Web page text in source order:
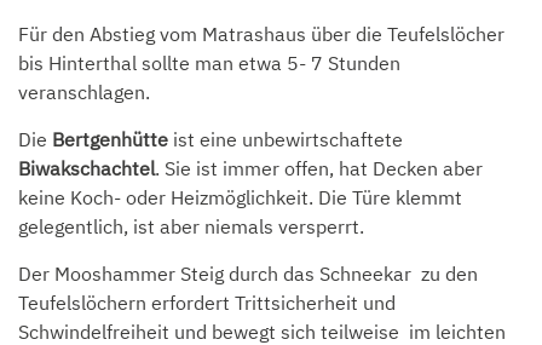
Für den Abstieg vom Matrashaus über die Teufelslöcher
bis Hinterthal sollte man etwa 5- 7 Stunden
veranschlagen.
Die Bertgenhütte ist eine unbewirtschaftete
Biwakschachtel. Sie ist immer offen, hat Decken aber
keine Koch- oder Heizmöglichkeit. Die Türe klemmt
gelegentlich, ist aber niemals versperrt.
Der Mooshammer Steig durch das Schneekar zu den
Teufelslöchern erfordert Trittsicherheit und
Schwindelfreiheit und bewegt sich teilweise im leichten